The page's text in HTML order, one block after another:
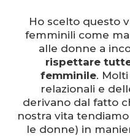
Ho scelto questo
femminili come
alle donne a
rispettare
femminile.
relazionali e
derivano dal fatto
nostra vita
le donne) in